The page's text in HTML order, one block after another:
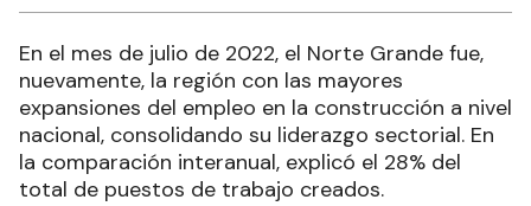
En el mes de julio de 2022, el Norte Grande fue,
nuevamente, la región con las mayores
expansiones del empleo en la construcción a nivel
nacional, consolidando su liderazgo sectorial. En
la comparación interanual, explicó el 28% del
total de puestos de trabajo creados.